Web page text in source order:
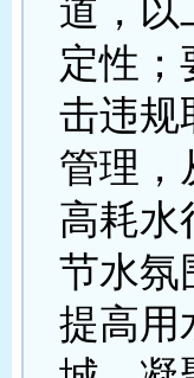
道，以
定性；
击违规
管理，
高耗水
节水氛
提高用